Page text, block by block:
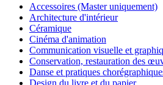
Accessoires (Master uniquement)
Architecture d'intérieur
Céramique
Cinéma d'animation
Communication visuelle et
Conservation, restauration des
Danse et pratiques
Design du livre et du papier